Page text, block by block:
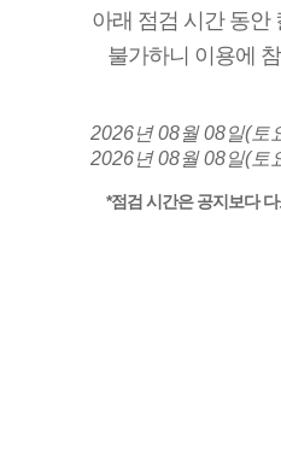
아래 점검 시간 동안
불가하니 이용에
2026년 08월 08일(토
2026년 08월 08일(토
*점검 시간은 공지보다